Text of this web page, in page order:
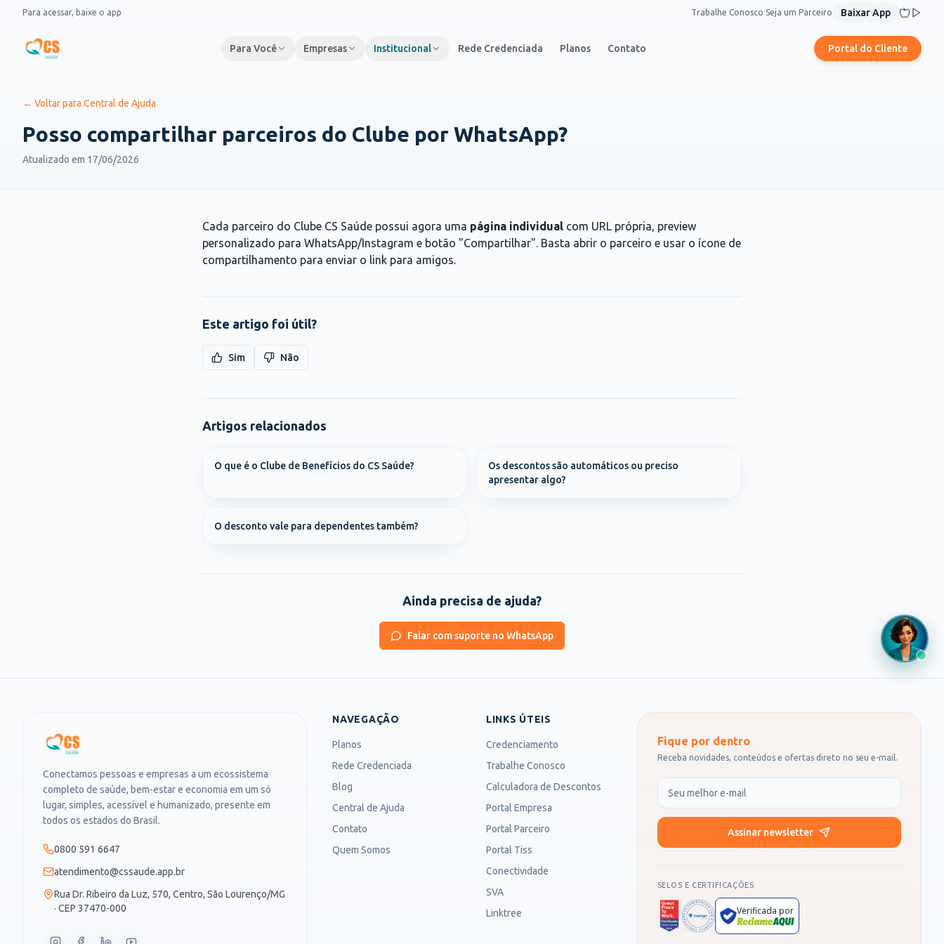
Pular para o conteúdo
Para acessar, baixe o app Trabalhe Conosco Seja um Parceiro Baixar App
Para Você Empresas Institucional Rede Credenciada Planos Contato Portal do Cliente
← Voltar para Central de Ajuda
Posso compartilhar parceiros do Clube por WhatsApp?
Atualizado em 17/06/2026
Cada parceiro do Clube CS Saúde possui agora uma página individual com URL própria, preview
personalizado para WhatsApp/Instagram e botão "Compartilhar". Basta abrir o parceiro e usar o ícone de
compartilhamento para enviar o link para amigos.
Este artigo foi útil?
Sim Não
Artigos relacionados
O que é o Clube de Benefícios do CS Saúde?
Os descontos são automáticos ou preciso
apresentar algo?
O desconto vale para dependentes também?
Ainda precisa de ajuda?
Falar com suporte no WhatsApp
Conectamos pessoas e empresas a um ecossistema
completo de saúde, bem-estar e economia em um só
lugar, simples, acessível e humanizado, presente em
todos os estados do Brasil.
0800 591 6647
atendimento@cssaude.app.br
Rua Dr. Ribeiro da Luz, 570, Centro, São Lourenço/MG
· CEP 37470-000
NAVEGAÇÃO
Planos
Rede Credenciada
Blog
Central de Ajuda
Contato
Quem Somos
LINKS ÚTEIS
Credenciamento
Trabalhe Conosco
Calculadora de Descontos
Portal Empresa
Portal Parceiro
Portal Tiss
Conectividade
SVA
Linktree
Fique por dentro
Receba novidades, conteúdos e ofertas direto no seu e-mail.
Seu e-mail
Assinar newsletter
SELOS E CERTIFICAÇÕES
Verificada por